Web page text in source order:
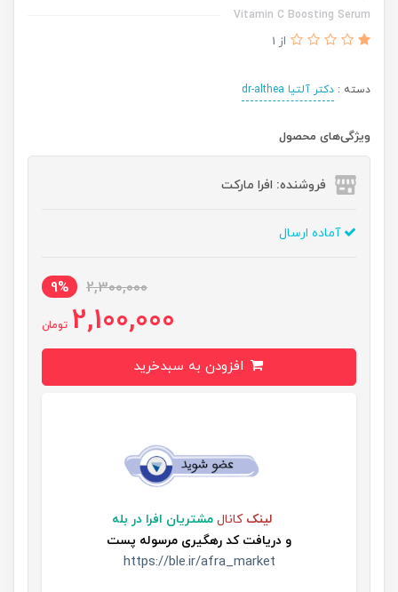
Vitamin C Boosting Serum
از 1
دسته : دکتر آلتیا dr-althea
ویژگی‌های محصول
فروشنده: افرا مارکت
آماده ارسال
2,300,000
9%
2,100,000 تومان
لینک کانال مشتریان افرا در بله
و دریافت کد رهگیری مرسوله پست
https://ble.ir/afra_market